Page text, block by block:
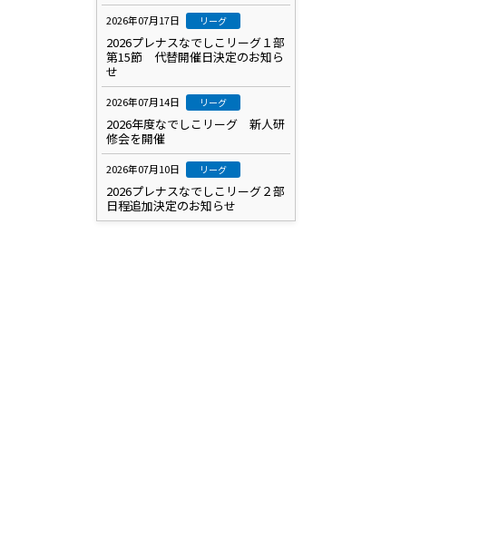
2026年07月17日 リーグ
2026プレナスなでしこリーグ１部
第15節 代替開催日決定のお知ら
せ
2026年07月14日 リーグ
2026年度なでしこリーグ 新人研
修会を開催
2026年07月10日 リーグ
2026プレナスなでしこリーグ２部
日程追加決定のお知らせ